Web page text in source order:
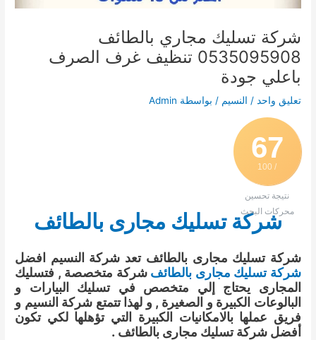
شركة تسليك مجاري بالطائف
0535095908 تنظيف غرف الصرف
باعلي جودة
تعليق واحد / النسيم / بواسطة Admin
67
/ 100
نتيجة تحسين
محركات البحث
شركة تسليك مجارى بالطائف
شركة تسليك مجارى بالطائف تعد شركة النسيم افضل
شركة تسليك مجارى بالطائف شركة متخصصة , فتسليك
المجارى يحتاج إلي متخصص في تسليك البيارات و
البالوعات الكبيرة و الصغيرة , و لهذا تتمتع شركة النسيم و
فريق عملها بالامكانيات الكبيرة التي تؤهلها لكي تكون
أفضل شركة تسليك مجارى بالطائف .